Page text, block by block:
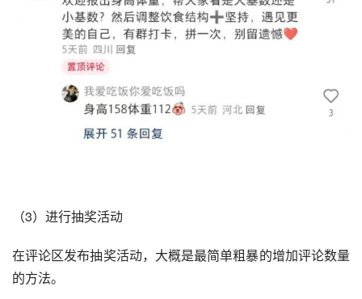
（3）进行抽奖活动
在评论区发布抽奖活动，大概是最简单粗暴的增加评论数量
的方法。